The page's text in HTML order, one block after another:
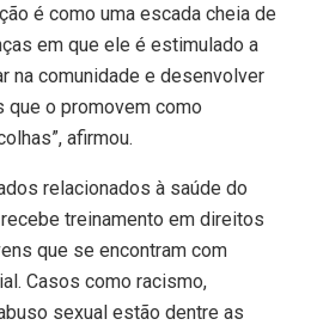
é como uma escada cheia de
em que ele é estimulado a
na comunidade e desenvolver
o promovem como
afirmou.
relacionados à saúde do
treinamento em direitos
que se encontram com
Casos como racismo,
sexual estão dentre as